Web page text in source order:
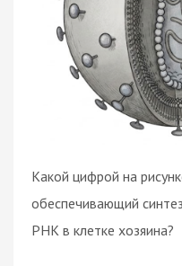
Какой цифрой на
обеспечивающий
РНК в клетке хозяина?